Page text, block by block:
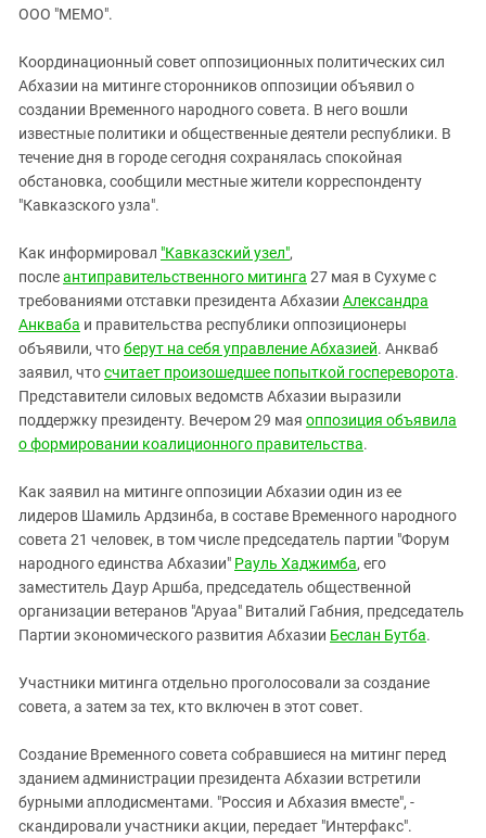
ИНАКОМЫСЛИЕ В ЧЕЧНЕ
ПРЕСЛЕДОВАНИЕ АКТИВИСТОВ
МОБИЛИЗАЦИЯ И ПРОТЕСТЫ
Дагестан
Кабардино-Балкария
Калмыкия
Карачаево-Черкесия
Краснодарский край
Российская Федерация
Ростовская область
Северная Осетия - Алания
СКФО
Чечня
Южная Осетия
Южный Кавказ
ЮФО
ООО "МЕМО".
Координационный совет оппозиционных политических сил
Абхазии на митинге сторонников оппозиции объявил о
создании Временного народного совета. В него вошли
известные политики и общественные деятели республики. В
течение дня в городе сегодня сохранялась спокойная
обстановка, сообщили местные жители корреспонденту
"Кавказского узла".
Как информировал "Кавказский узел",
послеантиправительственного митинга 27 мая в Сухуме с
требованиями отставки президента Абхазии Александра
Анкваба и правительства республики оппозиционеры
объявили, чтоберут на себя управление Абхазией. Анкваб
заявил, чтосчитает произошедшее попыткой госпереворота.
Представители силовых ведомств Абхазии выразили
поддержку президенту. Вечером 29 мая оппозиция объявила
о формировании коалиционного правительства.
Как заявил на митинге оппозиции Абхазии один из ее
лидеров Шамиль Ардзинба, в составе Временного народного
совета 21 человек, в том числе председатель партии "Форум
народного единства Абхазии" Рауль Хаджимба, его
заместитель Даур Аршба, председатель общественной
организации ветеранов "Аруаа" Виталий Габния, председатель
Партии экономического развития Абхазии Беслан Бутба.
Участники митинга отдельно проголосовали за создание
совета, а затем за тех, кто включен в этот совет.
Создание Временного совета собравшиеся на митинг перед
зданием администрации президента Абхазии встретили
бурными аплодисментами. "Россия и Абхазия вместе", -
скандировали участники акции, передает "Интерфакс".